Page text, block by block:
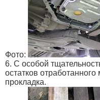
Фото:
6. С особой
остатков
прокладка.